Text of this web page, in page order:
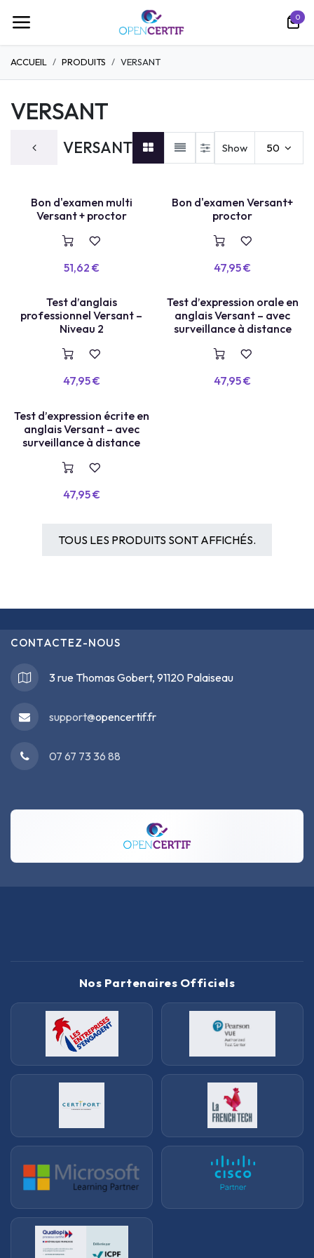
0
ACCUEIL PRODUITS VERSANT
VERSANT
VERSANT Show 50
Bon d'examen multi
Versant + proctor
51,62 €
VOUCHER
Bon d'examen Versant+
proctor
47,95€
VOUCHERTest d’anglais
professionnel Versant –
Niveau 2
47,95€
VOUCHER
Test d’expression orale en
anglais Versant – avec
surveillance à distance
47,95€
VOUCHER
Test d’expression écrite en
anglais Versant – avec
surveillance à distance
47,95€
TOUS LES PRODUITS SONT AFFICHÉS.
CONTACTEZ-NOUS
3 rue Thomas Gobert, 91120 Palaiseau
support@opencertif.fr
07 67 73 36 88
Nos Partenaires Officiels